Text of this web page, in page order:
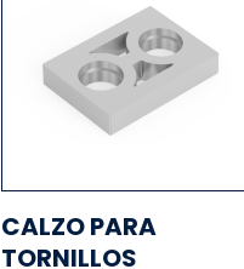
CALZO PARA
TORNILLOS